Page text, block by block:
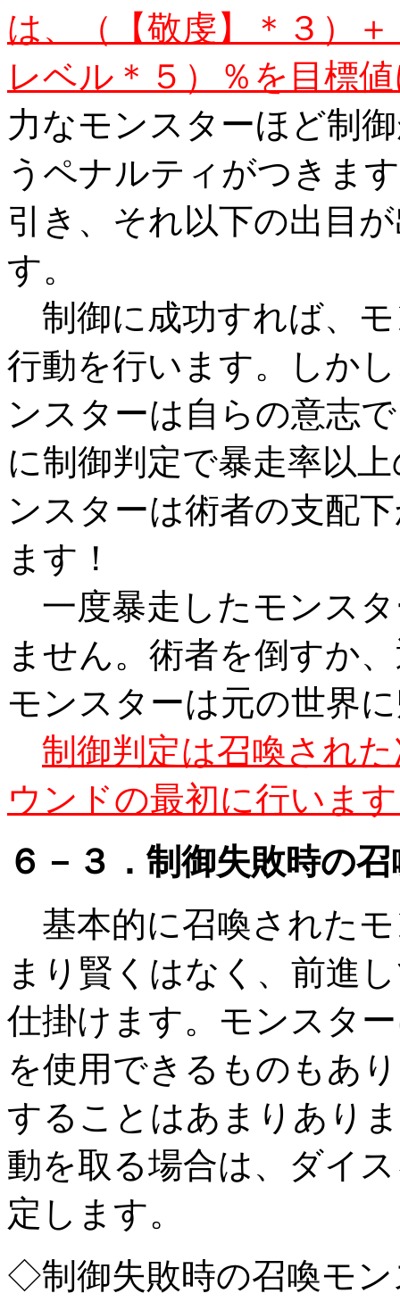
は、（【敬虔】＊３）
レベル＊５）％を目標
力なモンスターほど制
うペナルティがつきま
引き、それ以下の出目
す。
制御に成功すれば、
行動を行います。しか
ンスターは自らの意志
に制御判定で暴走率以
ンスターは術者の支配
ます！
一度暴走したモンス
ません。術者を倒すか
モンスターは元の世界
制御判定は召喚され
ウンドの最初に行いま
６－３．制御失敗時の
基本的に召喚された
まり賢くはなく、前進
仕掛けます。モンスタ
を使用できるものもあ
することはあまりあり
動を取る場合は、ダイ
定します。
◇制御失敗時の召喚モ